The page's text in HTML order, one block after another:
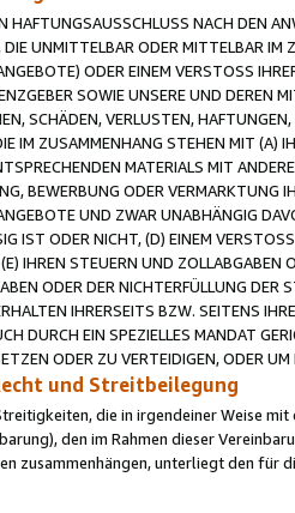
HAFTUNGSAUSSCHLUSS NACH DEN
UNMITTELBAR ODER MITTELBAR IM
ODER EINEM VERSTOSS
SOWIE UNSERE UND DEREN
SCHÄDEN, VERLUSTEN,
IM ZUSAMMENHANG STEHEN MIT (A)
MATERIALS MIT
BEWERBUNG ODER VERMARKTUNG
UND ZWAR UNABHÄNGIG
IST ODER NICHT, (D) EINEM
IHREN STEUERN UND ZOLLABGABEN
ODER DER NICHTERFÜLLUNG DER
IHRERSEITS BZW. SEITENS
DURCH EIN SPEZIELLES MANDAT
ODER ZU VERTEIDIGEN, ODER
und Streitbeilegung
die in irgendeiner Weise
den im Rahmen dieser
zusammenhängen, unterliegt den für